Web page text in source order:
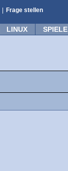
Frage stellen
LINUX SPIELE